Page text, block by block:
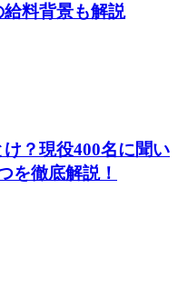
料背景も解説
？現役400名に聞い
を徹底解説！